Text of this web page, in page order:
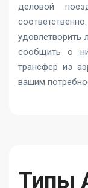
деловой
удовлетворить
сообщить о
трансфер из
вашим
Типы